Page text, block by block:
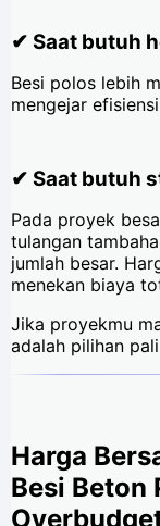
✔ Saat butuh
Besi polos lebih
mengejar
✔ Saat butuh
Pada proyek
tulangan
jumlah besar.
menekan biaya
Jika proyekmu
adalah pilihan
Harga
Besi Beton